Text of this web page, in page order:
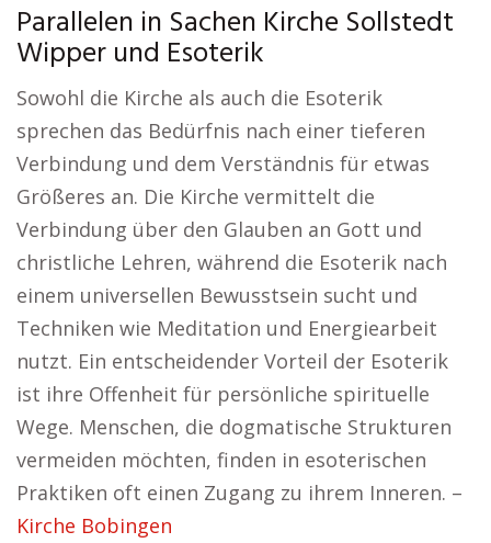
Parallelen in Sachen Kirche Sollstedt
Wipper und Esoterik
Sowohl die Kirche als auch die Esoterik
sprechen das Bedürfnis nach einer tieferen
Verbindung und dem Verständnis für etwas
Größeres an. Die Kirche vermittelt die
Verbindung über den Glauben an Gott und
christliche Lehren, während die Esoterik nach
einem universellen Bewusstsein sucht und
Techniken wie Meditation und Energiearbeit
nutzt. Ein entscheidender Vorteil der Esoterik
ist ihre Offenheit für persönliche spirituelle
Wege. Menschen, die dogmatische Strukturen
vermeiden möchten, finden in esoterischen
Praktiken oft einen Zugang zu ihrem Inneren. –
Kirche Bobingen